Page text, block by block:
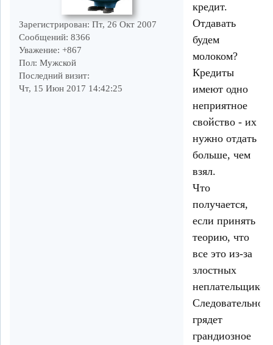
Зарегистрирован: Пт, 26 Окт 2007
Сообщений: 8366
Уважение: +867
Пол: Мужской
Последний визит:
Чт, 15 Июн 2017 14:42:25
кредит.
Отдавать
будем
молоком?
Кредиты
имеют одно
неприятное
свойство - их
нужно отдать
больше, чем
взял.
Что
получается,
если принять
теорию, что
все это из-за
злостных
неплательщиков:
Следовательно,
грядет
грандиозное